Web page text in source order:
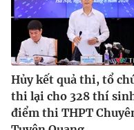
Hủy kết quả thi, tổ
thi lại cho 328 thí
điểm thi THPT